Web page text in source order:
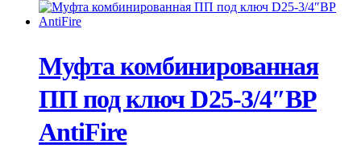
Муфта комбинированная
ПП под ключ D25-3/4″ВР
AntiFire